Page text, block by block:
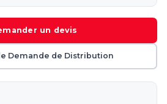
un devis
Demande de Distribution